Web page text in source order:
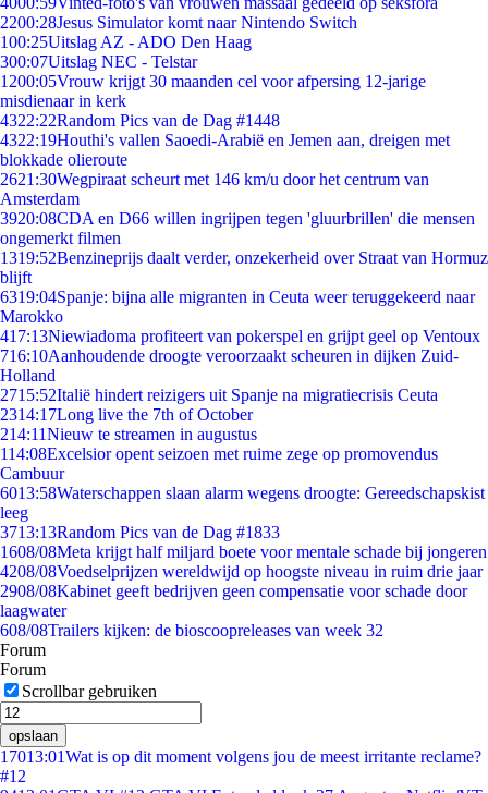
2200:28Jesus Simulator komt naar Nintendo Switch
100:25Uitslag AZ - ADO Den Haag
300:07Uitslag NEC - Telstar
1200:05Vrouw krijgt 30 maanden cel voor afpersing 12-jarige
misdienaar in kerk
4322:22Random Pics van de Dag #1448
4322:19Houthi's vallen Saoedi-Arabië en Jemen aan, dreigen met
blokkade olieroute
2621:30Wegpiraat scheurt met 146 km/u door het centrum van
Amsterdam
3920:08CDA en D66 willen ingrijpen tegen 'gluurbrillen' die mensen
ongemerkt filmen
1319:52Benzineprijs daalt verder, onzekerheid over Straat van Hormuz
blijft
6319:04Spanje: bijna alle migranten in Ceuta weer teruggekeerd naar
Marokko
417:13Niewiadoma profiteert van pokerspel en grijpt geel op Ventoux
716:10Aanhoudende droogte veroorzaakt scheuren in dijken Zuid-
Holland
2715:52Italië hindert reizigers uit Spanje na migratiecrisis Ceuta
2314:17Long live the 7th of October
214:11Nieuw te streamen in augustus
114:08Excelsior opent seizoen met ruime zege op promovendus
Cambuur
6013:58Waterschappen slaan alarm wegens droogte: Gereedschapskist
leeg
3713:13Random Pics van de Dag #1833
1608/08Meta krijgt half miljard boete voor mentale schade bij jongeren
4208/08Voedselprijzen wereldwijd op hoogste niveau in ruim drie jaar
2908/08Kabinet geeft bedrijven geen compensatie voor schade door
laagwater
608/08Trailers kijken: de bioscoopreleases van week 32
Forum
Forum
Scrollbar gebruiken
opslaan
17013:01Wat is op dit moment volgens jou de meest irritante reclame?
#12